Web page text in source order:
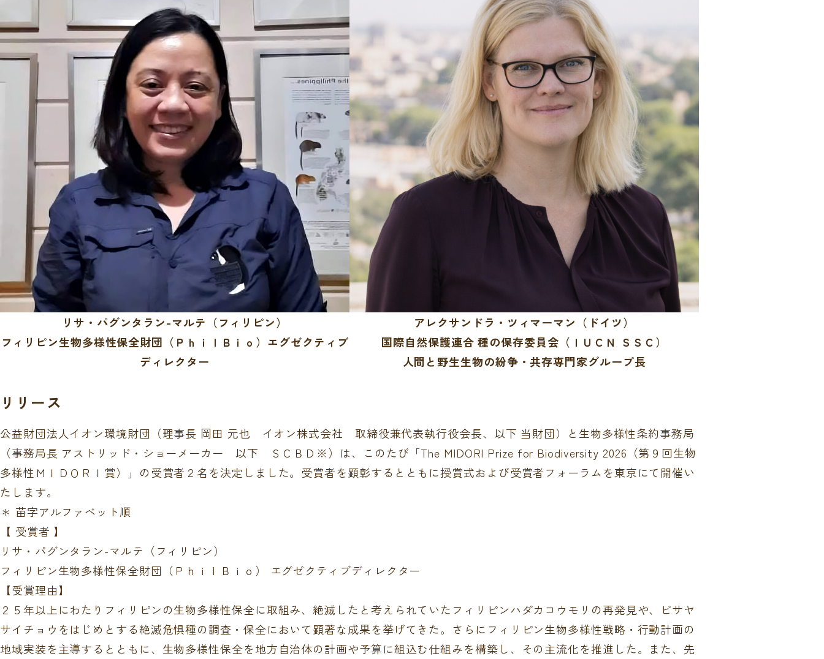
リサ・パグンタラン-マルテ（フィリピン）
フィリピン生物多様性保全財団（ＰｈｉｌＢｉｏ）エグゼクティブ
ディレクター
アレクサンドラ・ツィマーマン（ドイツ）
国際自然保護連合 種の保存委員会（ＩＵＣＮ ＳＳＣ）
人間と野生生物の紛争・共存専門家グループ長
リリース
公益財団法人イオン環境財団（理事長 岡田 元也 イオン株式会社 取締役兼代表執行役会長、以下 当財団）と生物多様性条約事務局
（事務局長 アストリッド・ショーメーカー 以下 ＳＣＢＤ※）は、このたび「The MIDORI Prize for Biodiversity 2026（第９回生物
多様性ＭＩＤＯＲＩ賞）」の受賞者２名を決定しました。受賞者を顕彰するとともに授賞式および受賞者フォーラムを東京にて開催い
たします。
＊ 苗字アルファベット順
【 受賞者 】
リサ・パグンタラン-マルテ（フィリピン）
フィリピン生物多様性保全財団（ＰｈｉｌＢｉｏ） エグゼクティブディレクター
【受賞理由】
２５年以上にわたりフィリピンの生物多様性保全に取組み、絶滅したと考えられていたフィリピンハダカコウモリの再発見や、ビサヤ
サイチョウをはじめとする絶滅危惧種の調査・保全において顕著な成果を挙げてきた。さらにフィリピン生物多様性戦略・行動計画の
地域実装を主導するとともに、生物多様性保全を地方自治体の計画や予算に組込む仕組みを構築し、その主流化を推進した。また、先